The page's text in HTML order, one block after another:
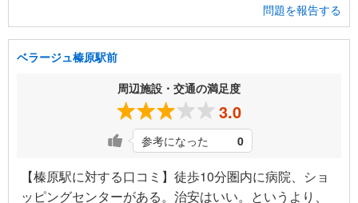
問題を報告する
ベラージュ榛原駅前
周辺施設・交通の満足度
3.0
参考になった 0
【榛原駅に対する口コミ】徒歩10分圏内に病院、ショ
ッピングセンターがある。治安はいい。というより、